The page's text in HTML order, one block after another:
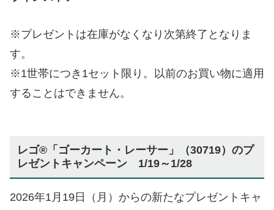
※プレゼントは在庫がなくなり次第終了となりま
す。
※1世帯につき1セット限り。以前のお買い物に適用
することはできません。
レゴ®「ゴーカート・レーサー」（30719）のプ
レゼントキャンペーン 1/19～1/28
2026年1月19日（月）からの新たなプレゼントキャ